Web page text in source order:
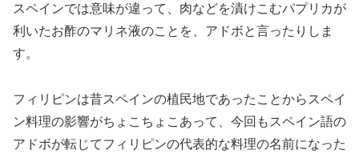
スペインでは意味が違って、肉などを漬けこむパプリカが
利いたお酢のマリネ液のことを、アドボと言ったりしま
す。
フィリピンは昔スペインの植民地であったことからスペイ
ン料理の影響がちょこちょこあって、今回もスペイン語の
アドボが転じてフィリピンの代表的な料理の名前になった